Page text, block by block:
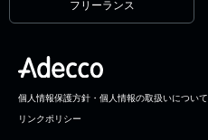
フリーランス
個人情報保護方針・個人情報の取扱いについて
リンクポリシー